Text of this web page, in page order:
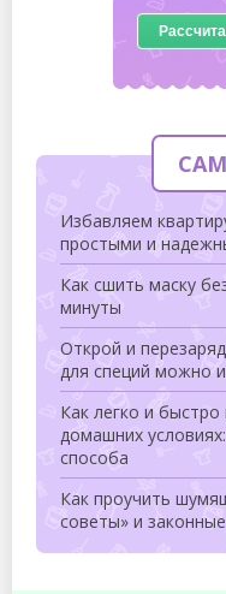
Избавляем
простыми и
Как сшить маску
минуты
Открой и
для специй можно
Как легко и
домашних
способа
Как проучить
советы» и